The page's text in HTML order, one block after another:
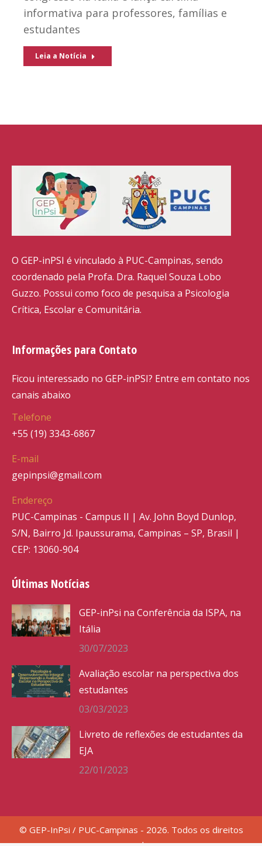
informativa para professores, famílias e
estudantes
Leia a Notícia
O GEP-inPSI é vinculado à PUC-Campinas, sendo
coordenado pela Profa. Dra. Raquel Souza Lobo
Guzzo. Possui como foco de pesquisa a Psicologia
Crítica, Escolar e Comunitária.
Informações para Contato
Ficou interessado no GEP-inPSI? Entre em contato nos
canais abaixo
Telefone
+55 (19) 3343-6867
E-mail
gepinpsi@gmail.com
Endereço
PUC-Campinas - Campus II | Av. John Boyd Dunlop,
S/N, Bairro Jd. Ipaussurama, Campinas – SP, Brasil |
CEP: 13060-904
Últimas Notícias
GEP-inPsi na Conferência da ISPA, na
Itália
30/07/2023
Avaliação escolar na perspectiva dos
estudantes
03/03/2023
Livreto de reflexões de estudantes da
EJA
22/01/2023
© GEP-InPsi / PUC-Campinas - 2026. Todos os direitos